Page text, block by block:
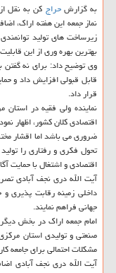
به گزارشحراج كن به نقل
نماز جمعه این هفته اراك،
زیرساخت های تولید
بهترین بهره وری از این
وی توضیح داد: برای نه گفتن
قابل قبولی افزایش داد و
قرار داد.
نماینده ولی فقیه در
اقتصادی كلان كشور، اظهار
ضروری می باشد اما اقشار
تحول فكری و رفتاری را
اقتصادی و اشتغال با حمایت
آیت الله دری نجف آبادی
داخلی زمینه رقابت پذیری
جهانی فراهم نمایند.
امام جمعه اراك در بخش
صنعتی و تولیدی استان
مشكلات احتمالی برای جامعه
آیت الله دری نجف آبادی